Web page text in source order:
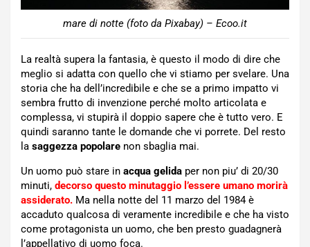
mare di notte (foto da Pixabay) – Ecoo.it
La realtà supera la fantasia, è questo il modo di dire che
meglio si adatta con quello che vi stiamo per svelare. Una
storia che ha dell’incredibile e che se a primo impatto vi
sembra frutto di invenzione perché molto articolata e
complessa, vi stupirà il doppio sapere che è tutto vero. E
quindi saranno tante le domande che vi porrete. Del resto
la saggezza popolare non sbaglia mai.
Un uomo può stare in acqua gelida per non piu’ di 20/30
minuti, decorso questo minutaggio l’essere umano morirà
assiderato. Ma nella notte del 11 marzo del 1984 è
accaduto qualcosa di veramente incredibile e che ha visto
come protagonista un uomo, che ben presto guadagnerà
l’appellativo di uomo foca.